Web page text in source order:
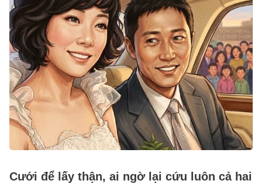
Cưới để lấy thận, ai ngờ lại cứu luôn cả hai